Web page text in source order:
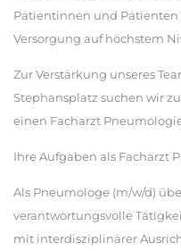
Patientinnen und
Versorgung auf höchstem
Zur Verstärkung unseres
Stephansplatz suchen wir
einen Facharzt
Ihre Aufgaben als Facharzt
Als Pneumologe (m/w/d)
verantwortungsvolle
mit interdisziplinärer